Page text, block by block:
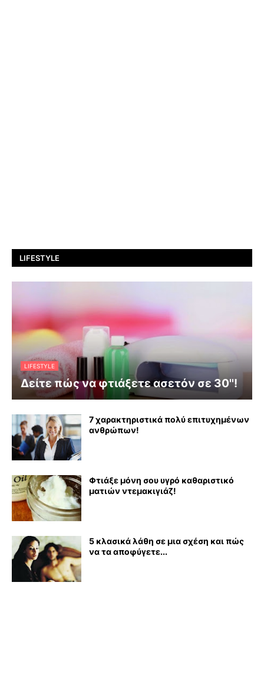
LIFESTYLE
LIFESTYLE
Δείτε πώς να φτιάξετε ασετόν σε 30''!
7 χαρακτηριστικά πολύ επιτυχημένων
ανθρώπων!
Φτιάξε μόνη σου υγρό καθαριστικό
ματιών ντεμακιγιάζ!
5 κλασικά λάθη σε μια σχέση και πώς
να τα αποφύγετε...